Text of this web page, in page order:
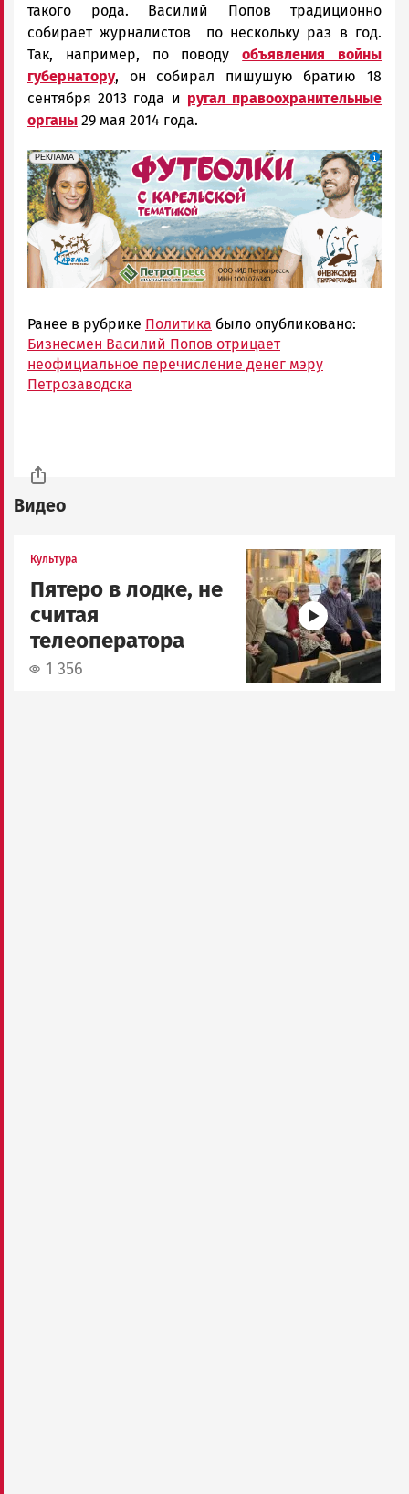
такого рода. Василий Попов традиционно
собирает журналистов по нескольку раз в год.
Так, например, по поводуобъявления войны
губернатору, он собирал пишушую братию 18
сентября 2013 года и ругал правоохранительные
органы 29 мая 2014 года.
erid: Pb3XmBtzt7qh4nNaikXnuHE1bzSb6Vb4eeL28Ue
РЕКЛАМА
Реклама
Ранее в рубрике Политика было опубликовано:
Бизнесмен Василий Попов отрицает
неофициальное перечисление денег мэру
Петрозаводска
Видео
Культура
Пятеро в лодке, не
считая
телеоператора
1 356
Image